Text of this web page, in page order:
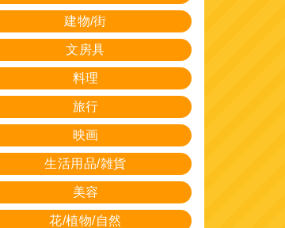
建物/街
文房具
料理
旅行
映画
生活用品/雑貨
美容
花/植物/自然